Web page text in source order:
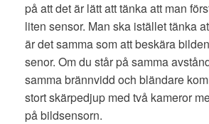
på att det är lätt att tänka att man
liten sensor. Man ska istället tänka
är det samma som att beskära
senor. Om du står på samma
samma brännvidd och bländare
stort skärpedjup med två kameror
på bildsensorn.